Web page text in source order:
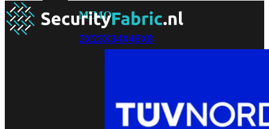
MIMO
2X23X34X48X8
FortiAPFortiWiFi